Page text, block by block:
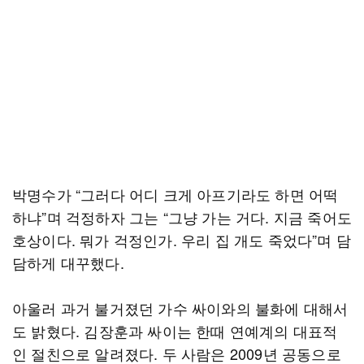
박명수가 “그러다 어디 크게 아프기라도 하면 어떡
하냐”며 걱정하자 그는 “그냥 가는 거다. 지금 죽어도
호상이다. 뭐가 걱정인가. 우리 집 개도 죽었다”며 담
담하게 대꾸했다.
아울러 과거 불거졌던 가수 싸이와의 불화에 대해서
도 밝혔다. 김장훈과 싸이는 한때 연예계의 대표적
인 절친으로 알려졌다. 두 사람은 2009년 공동으로